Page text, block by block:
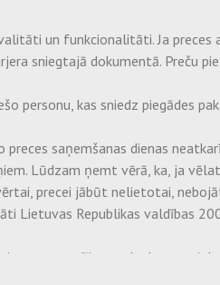
un funkcionalitāti. Ja
sniegtajā dokumentā. Preču
personu, kas sniedz piegādes
preces saņemšanas dienas
Lūdzam ņemt vērā, ka, ja
precei jābūt nelietotai,
Lietuvas Republikas valdības
gadījumus, kad preces